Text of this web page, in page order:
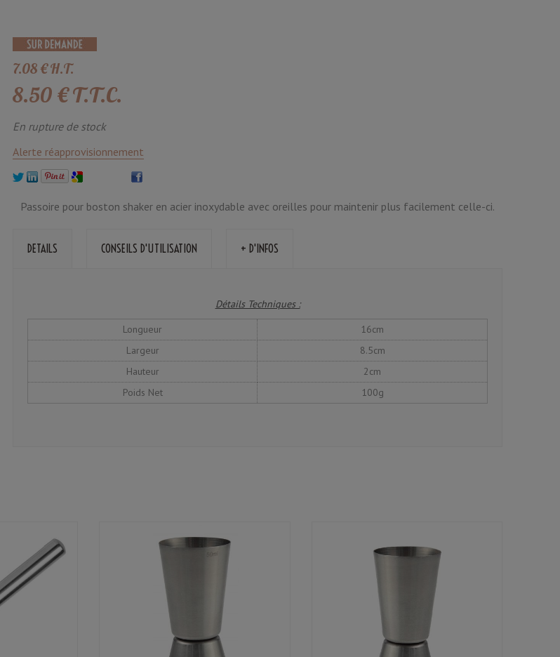
7.08€H.T.
8.50 €T.T.C.
En rupture de stock
Alerte réapprovisionnement
Passoire pour boston shaker en acier inoxydable avec oreilles pour maintenir plus facilement celle-ci.
DETAILS CONSEILS D'UTILISATION + D'INFOS
Détails Techniques :
Longueur
16cm
Largeur
8.5cm
Hauteur
2cm
Poids Net
100g